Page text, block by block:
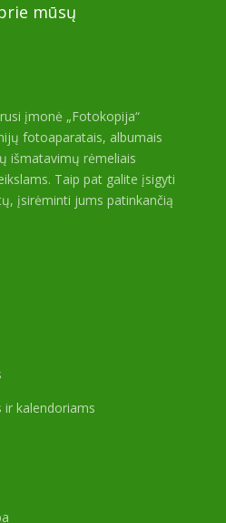
mūsų
įmonė „Fotokopija“
fotoaparatais, albumais
išmatavimų rėmeliais
Taip pat galite įsigyti
įsirėminti jums patinkančią
kalendoriams